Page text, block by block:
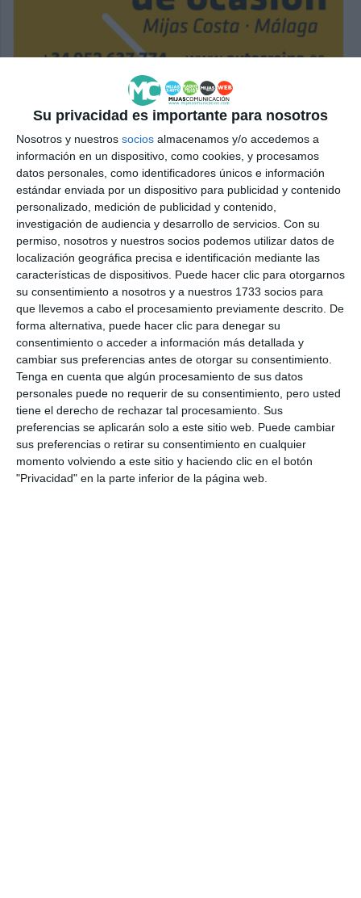
Su privacidad es importante para nosotros
Nosotros y nuestros socios almacenamos y/o accedemos a
información en un dispositivo, como cookies, y procesamos
datos personales, como identificadores únicos e información
estándar enviada por un dispositivo para publicidad y contenido
personalizado, medición de publicidad y contenido,
investigación de audiencia y desarrollo de servicios. Con su
permiso, nosotros y nuestros socios podemos utilizar datos de
localización geográfica precisa e identificación mediante las
características de dispositivos. Puede hacer clic para otorgarnos
su consentimiento a nosotros y a nuestros 1733 socios para
que llevemos a cabo el procesamiento previamente descrito. De
forma alternativa, puede hacer clic para denegar su
consentimiento o acceder a información más detallada y
cambiar sus preferencias antes de otorgar su consentimiento.
Tenga en cuenta que algún procesamiento de sus datos
personales puede no requerir de su consentimiento, pero usted
tiene el derecho de rechazar tal procesamiento. Sus
preferencias se aplicarán solo a este sitio web. Puede cambiar
sus preferencias o retirar su consentimiento en cualquier
momento volviendo a este sitio y haciendo clic en el botón
"Privacidad" en la parte inferior de la página web.